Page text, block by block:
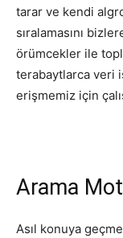
tarar ve kendi
sıralamasını
örümcekler ile
terabaytlarca veri
erişmemiz için
Arama
Asıl konuya